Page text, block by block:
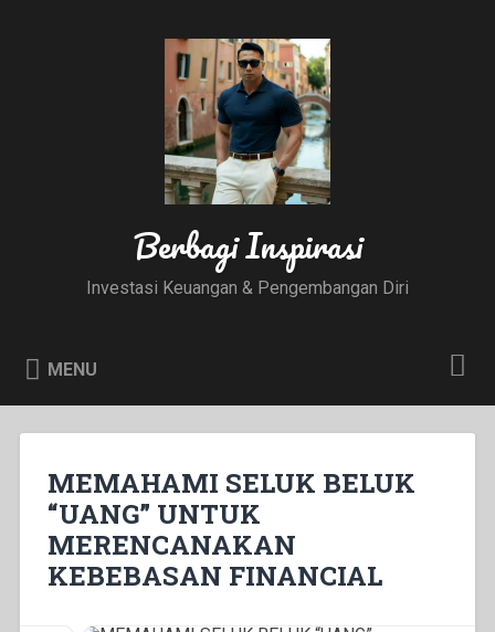
Berbagi Inspirasi
Investasi Keuangan & Pengembangan Diri
MENU
MEMAHAMI SELUK BELUK
“UANG” UNTUK
MERENCANAKAN
KEBEBASAN FINANCIAL